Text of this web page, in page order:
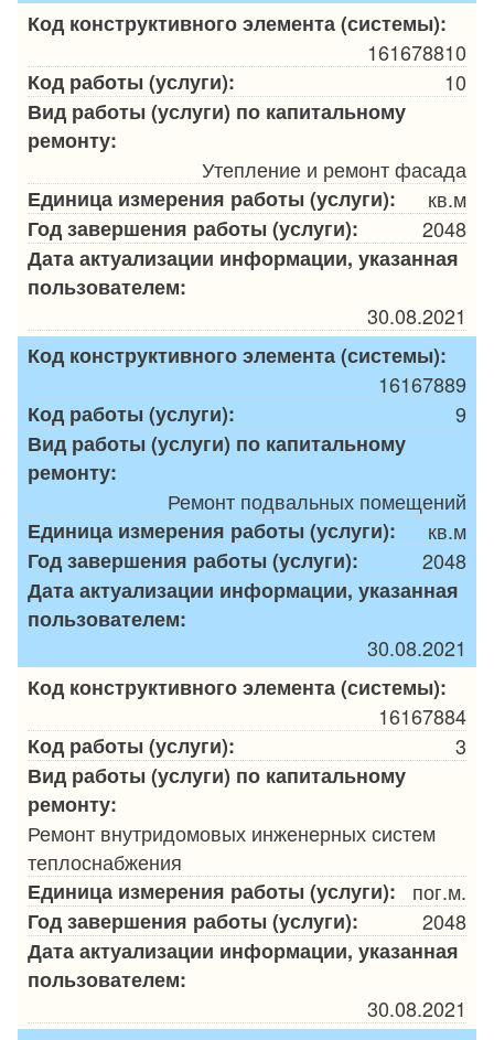
Код конструктивного элемента (системы):
161678810
Код работы (услуги):
10
Вид работы (услуги) по капитальному
ремонту:
Утепление и ремонт фасада
Единица измерения работы (услуги):
кв.м
Год завершения работы (услуги):
2048
Дата актуализации информации, указанная
пользователем:
30.08.2021
Код конструктивного элемента (системы):
16167889
Код работы (услуги):
9
Вид работы (услуги) по капитальному
ремонту:
Ремонт подвальных помещений
Единица измерения работы (услуги):
кв.м
Год завершения работы (услуги):
2048
Дата актуализации информации, указанная
пользователем:
30.08.2021
Код конструктивного элемента (системы):
16167884
Код работы (услуги):
3
Вид работы (услуги) по капитальному
ремонту:
Ремонт внутридомовых инженерных систем
теплоснабжения
Единица измерения работы (услуги):
пог.м.
Год завершения работы (услуги):
2048
Дата актуализации информации, указанная
пользователем:
30.08.2021